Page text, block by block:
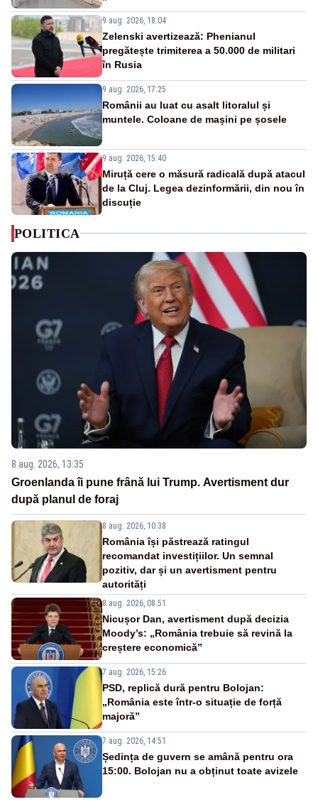
9 aug. 2026, 18:04
Zelenski avertizează: Phenianul
pregătește trimiterea a 50.000 de militari
în Rusia
9 aug. 2026, 17:25
Românii au luat cu asalt litoralul și
muntele. Coloane de mașini pe șosele
9 aug. 2026, 15:40
Miruță cere o măsură radicală după atacul
de la Cluj. Legea dezinformării, din nou în
discuție
POLITICA
8 aug. 2026, 13:35
Groenlanda îi pune frână lui Trump. Avertisment dur
după planul de foraj
8 aug. 2026, 10:38
România își păstrează ratingul
recomandat investițiilor. Un semnal
pozitiv, dar și un avertisment pentru
autorități
8 aug. 2026, 08:51
Nicușor Dan, avertisment după decizia
Moody’s: „România trebuie să revină la
creștere economică”
7 aug. 2026, 15:26
PSD, replică dură pentru Bolojan:
„România este într-o situație de forță
majoră”
7 aug. 2026, 14:51
Ședința de guvern se amână pentru ora
15:00. Bolojan nu a obținut toate avizele